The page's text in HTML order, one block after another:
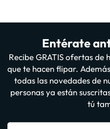
Entérate
Recibe GRATIS ofertas de
que te hacen flipar.
todas las novedades de
personas ya están
tú